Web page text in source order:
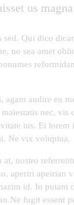
us
sed. Qui dico
no sea amet
agam audire eu
nec, vis
ius. Ei lorem
Ne vix voluptua.
at, nostro
aperiri apeirian
id. In putant
fugit essent